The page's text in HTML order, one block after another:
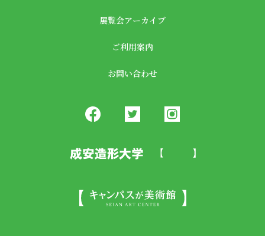
展覧会アーカイブ
ご利用案内
お問い合わせ